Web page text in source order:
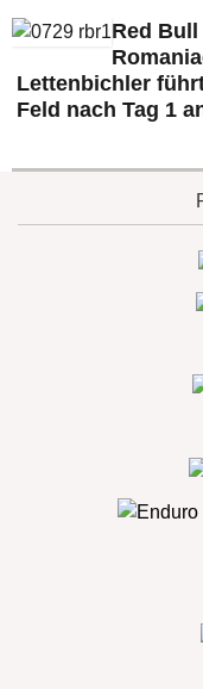
Red Bull
Lettenbichler
Feld nach Tag 1